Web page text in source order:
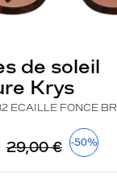
de soleil
Krys
ECAILLE FONCE BR
29,00 € -50%